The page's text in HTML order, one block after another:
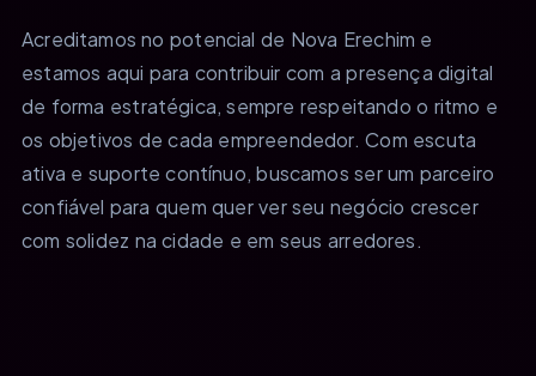
Acreditamos no potencial de Nova Erechim e
estamos aqui para contribuir com a presença digital
de forma estratégica, sempre respeitando o ritmo e
os objetivos de cada empreendedor. Com escuta
ativa e suporte contínuo, buscamos ser um parceiro
confiável para quem quer ver seu negócio crescer
com solidez na cidade e em seus arredores.